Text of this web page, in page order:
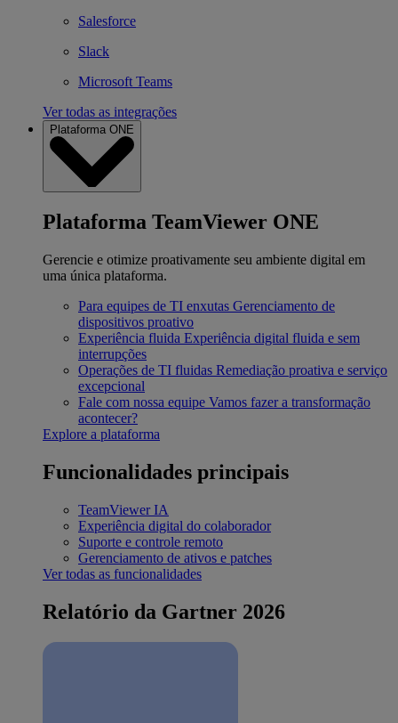
Salesforce
Slack
Microsoft Teams
Ver todas as integrações
Plataforma ONE
Plataforma TeamViewer ONE
Gerencie e otimize proativamente seu ambiente digital em
uma única plataforma.
Para equipes de TI enxutas Gerenciamento de
dispositivos proativo
Experiência fluida Experiência digital fluida e sem
interrupções
Operações de TI fluidas Remediação proativa e serviço
excepcional
Fale com nossa equipe Vamos fazer a transformação
acontecer?
Explore a plataforma
Funcionalidades principais
TeamViewer IA
Experiência digital do colaborador
Suporte e controle remoto
Gerenciamento de ativos e patches
Ver todas as funcionalidades
Relatório da Gartner 2026